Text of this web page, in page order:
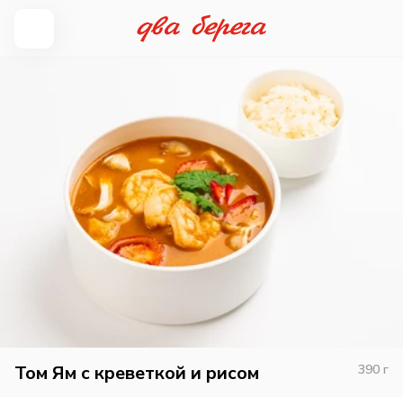
Том Ям с креветкой и рисом 390 г